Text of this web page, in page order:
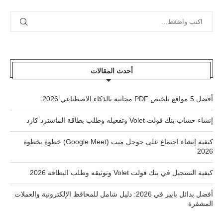
أحدث المقالات
أفضل 5 مواقع تلخيص PDF مجانية بالذكاء الاصطناعي 2026
إنشاء حساب بنك فولت Volet وتفعيله وطلب بطاقة الماسترد كارد
كيفية إنشاء اجتماع على جوجل ميت (Google Meet) خطوة بخطوة
2026
كيفية التسجيل في بنك فولت Volet وتوثيقه وطلب البطاقة 2026
أفضل بدائل بايير في 2026: دليل شامل للمحافظ الإلكترونية والعملات
المشفرة